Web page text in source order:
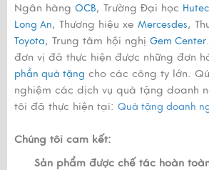
Ngân hàng OCB, Trường Đại học
Long An, Thương hiệu xe Mercesdes,
Toyota, Trung tâm hội nghị Gem Center
đơn vị đã thực hiện được những đơn
phần quà tặng cho các công ty lớn.
nghiệm các dịch vụ quà tặng doanh
tôi đã thực hiện tại: Quà tặng doanh
Chúng tôi cam kết:
Sản phẩm được chế tác hoàn